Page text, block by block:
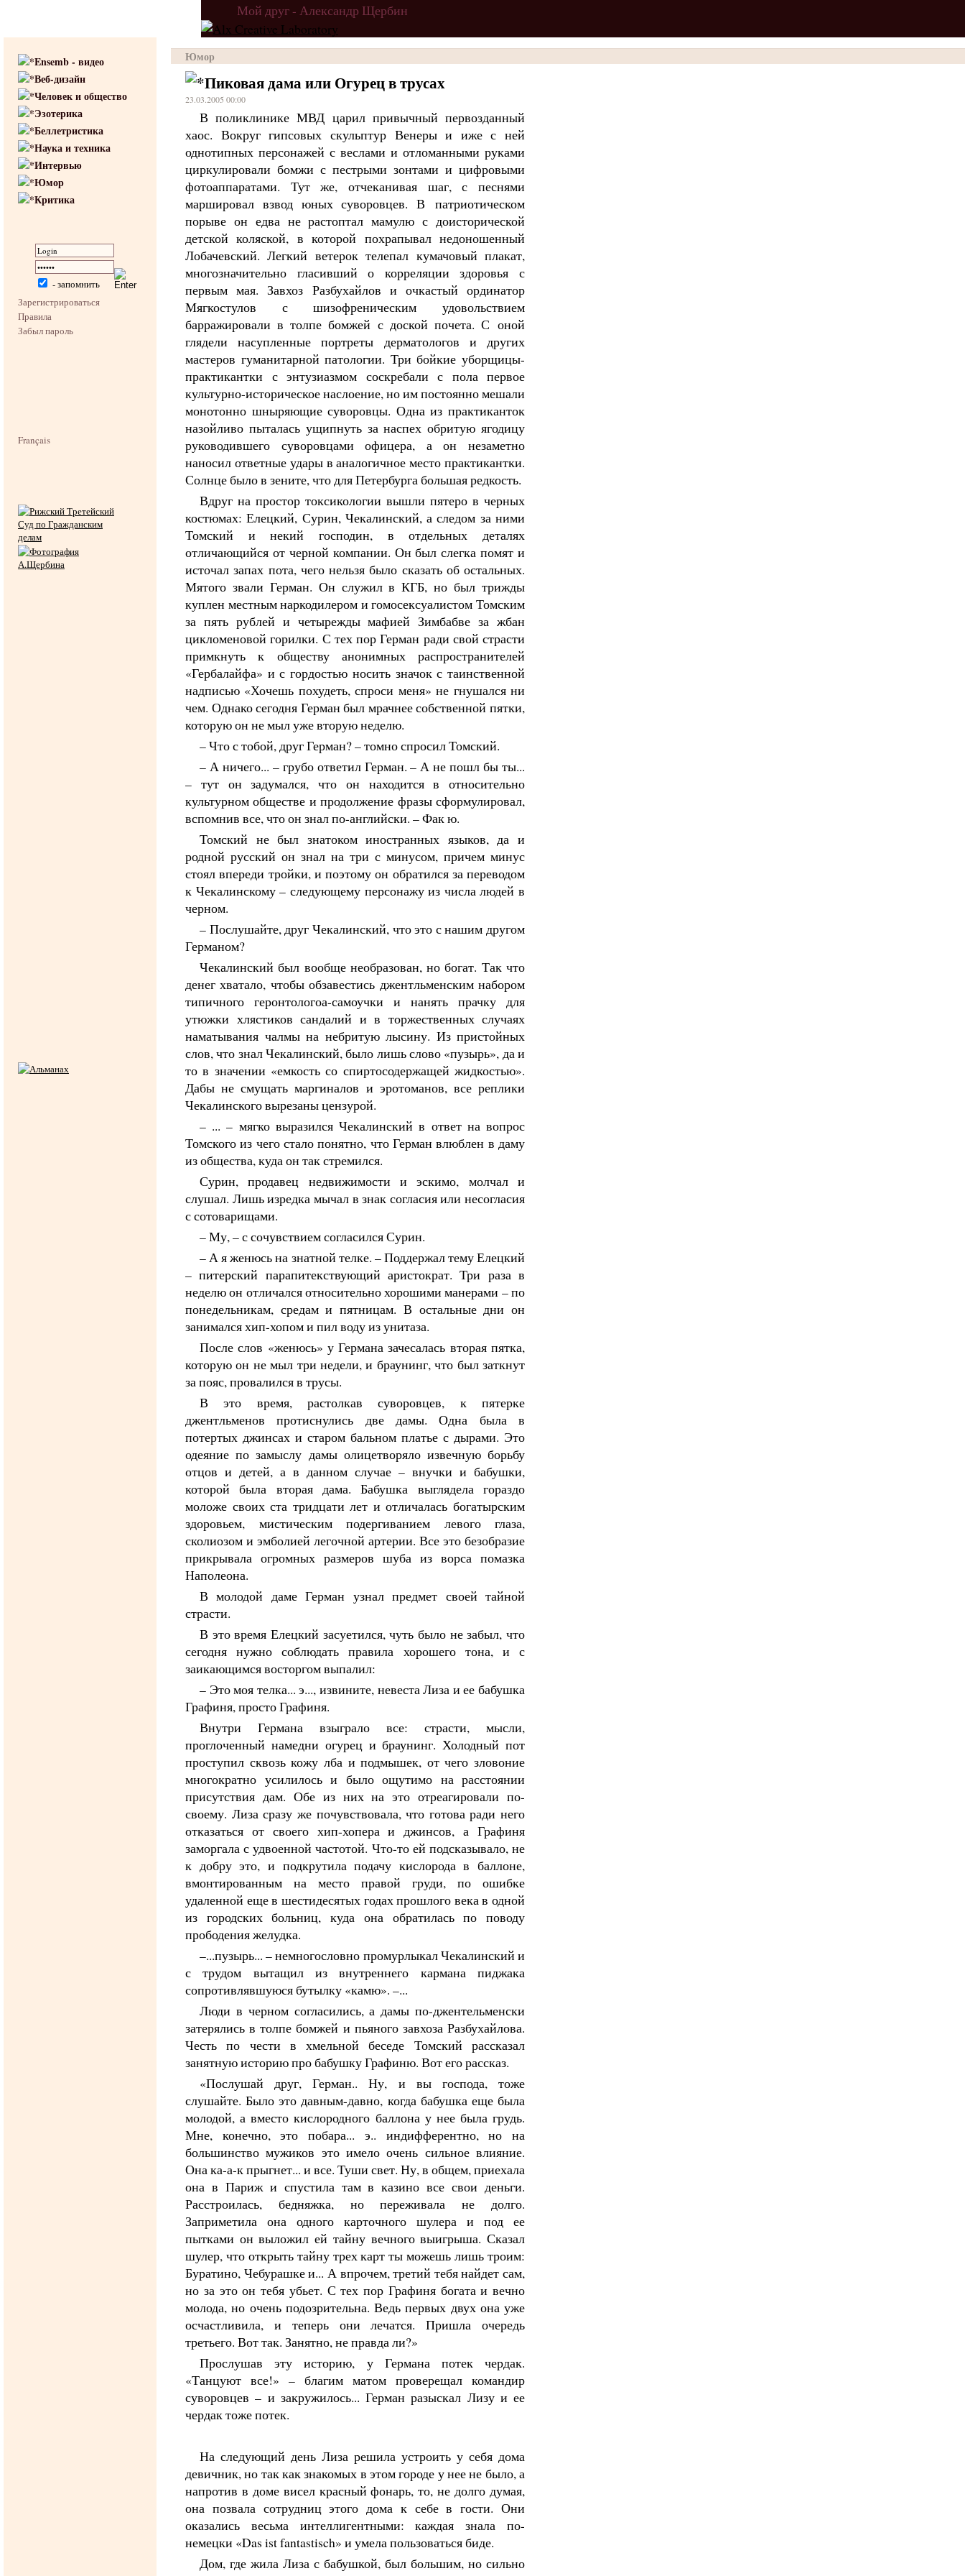
Мой друг - Александр Щербин
Ensemb - видео
Веб-дизайн
Человек и общество
Эзотерика
Беллетристика
Наука и техника
Интервью
Юмор
Критика
- запомнить
Зарегистрироваться
Правила
Забыл пароль
Français
Юмор
Пиковая дама или Огурец в трусах
23.03.2005 00:00
В поликлинике МВД царил привычный первозданный
хаос. Вокруг гипсовых скульптур Венеры и иже с ней
однотипных персонажей с веслами и отломанными руками
циркулировали бомжи с пестрыми зонтами и цифровыми
фотоаппаратами. Тут же, отчеканивая шаг, с песнями
маршировал взвод юных суворовцев. В патриотическом
порыве он едва не растоптал мамулю с доисторической
детской коляской, в которой похрапывал недоношенный
Лобачевский. Легкий ветерок телепал кумачовый плакат,
многозначительно гласивший о корреляции здоровья с
первым мая. Завхоз Разбухайлов и очкастый ординатор
Мягкостулов с шизофреническим удовольствием
барражировали в толпе бомжей с доской почета. С оной
глядели насупленные портреты дерматологов и других
мастеров гуманитарной патологии. Три бойкие уборщицы-
практикантки с энтузиазмом соскребали с пола первое
культурно-историческое наслоение, но им постоянно мешали
монотонно шныряющие суворовцы. Одна из практиканток
назойливо пыталась ущипнуть за наспех обритую ягодицу
руководившего суворовцами офицера, а он незаметно
наносил ответные удары в аналогичное место практикантки.
Солнце было в зените, что для Петербурга большая редкость.
Вдруг на простор токсикологии вышли пятеро в черных
костюмах: Елецкий, Сурин, Чекалинский, а следом за ними
Томский и некий господин, в отдельных деталях
отличающийся от черной компании. Он был слегка помят и
источал запах пота, чего нельзя было сказать об остальных.
Мятого звали Герман. Он служил в КГБ, но был трижды
куплен местным наркодилером и гомосексуалистом Томским
за пять рублей и четырежды мафией Зимбабве за жбан
цикломеновой горилки. С тех пор Герман ради свой страсти
примкнуть к обществу анонимных распространителей
«Гербалайфа» и с гордостью носить значок с таинственной
надписью «Хочешь похудеть, спроси меня» не гнушался ни
чем. Однако сегодня Герман был мрачнее собственной пятки,
которую он не мыл уже вторую неделю.
– Что с тобой, друг Герман? – томно спросил Томский.
– А ничего... – грубо ответил Герман. – А не пошл бы ты...
– тут он задумался, что он находится в относительно
культурном обществе и продолжение фразы сформулировал,
вспомнив все, что он знал по-английски. – Фак ю.
Томский не был знатоком иностранных языков, да и
родной русский он знал на три с минусом, причем минус
стоял впереди тройки, и поэтому он обратился за переводом
к Чекалинскому – следующему персонажу из числа людей в
черном.
– Послушайте, друг Чекалинский, что это с нашим другом
Германом?
Чекалинский был вообще необразован, но богат. Так что
денег хватало, чтобы обзавестись джентльменским набором
типичного геронтологоа-самоучки и нанять прачку для
утюжки хлястиков сандалий и в торжественных случаях
наматывания чалмы на небритую лысину. Из пристойных
слов, что знал Чекалинский, было лишь слово «пузырь», да и
то в значении «емкость со спиртосодержащей жидкостью».
Дабы не смущать маргиналов и эротоманов, все реплики
Чекалинского вырезаны цензурой.
– ... – мягко выразился Чекалинский в ответ на вопрос
Томского из чего стало понятно, что Герман влюблен в даму
из общества, куда он так стремился.
Сурин, продавец недвижимости и эскимо, молчал и
слушал. Лишь изредка мычал в знак согласия или несогласия
с сотоварищами.
– Му, – с сочувствием согласился Сурин.
– А я женюсь на знатной телке. – Поддержал тему Елецкий
– питерский парапитекствующий аристократ. Три раза в
неделю он отличался относительно хорошими манерами – по
понедельникам, средам и пятницам. В остальные дни он
занимался хип-хопом и пил воду из унитаза.
После слов «женюсь» у Германа зачесалась вторая пятка,
которую он не мыл три недели, и браунинг, что был заткнут
за пояс, провалился в трусы.
В это время, растолкав суворовцев, к пятерке
джентльменов протиснулись две дамы. Одна была в
потертых джинсах и старом бальном платье с дырами. Это
одеяние по замыслу дамы олицетворяло извечную борьбу
отцов и детей, а в данном случае – внучки и бабушки,
которой была вторая дама. Бабушка выглядела гораздо
моложе своих ста тридцати лет и отличалась богатырским
здоровьем, мистическим подергиванием левого глаза,
сколиозом и эмболией легочной артерии. Все это безобразие
прикрывала огромных размеров шуба из ворса помазка
Наполеона.
В молодой даме Герман узнал предмет своей тайной
страсти.
В это время Елецкий засуетился, чуть было не забыл, что
сегодня нужно соблюдать правила хорошего тона, и с
заикающимся восторгом выпалил:
– Это моя телка... э..., извините, невеста Лиза и ее бабушка
Графиня, просто Графиня.
Внутри Германа взыграло все: страсти, мысли,
проглоченный намедни огурец и браунинг. Холодный пот
проступил сквозь кожу лба и подмышек, от чего зловоние
многократно усилилось и было ощутимо на расстоянии
присутствия дам. Обе из них на это отреагировали по-
своему. Лиза сразу же почувствовала, что готова ради него
отказаться от своего хип-хопера и джинсов, а Графиня
заморгала с удвоенной частотой. Что-то ей подсказывало, не
к добру это, и подкрутила подачу кислорода в баллоне,
вмонтированным на место правой груди, по ошибке
удаленной еще в шестидесятых годах прошлого века в одной
из городских больниц, куда она обратилась по поводу
прободения желудка.
–...пузырь... – немногословно промурлыкал Чекалинский и
с трудом вытащил из внутреннего кармана пиджака
сопротивлявшуюся бутылку «камю». –...
Люди в черном согласились, а дамы по-джентельменски
затерялись в толпе бомжей и пьяного завхоза Разбухайлова.
Честь по чести в хмельной беседе Томский рассказал
занятную историю про бабушку Графиню. Вот его рассказ.
«Послушай друг, Герман.. Ну, и вы господа, тоже
слушайте. Было это давным-давно, когда бабушка еще была
молодой, а вместо кислородного баллона у нее была грудь.
Мне, конечно, это побара... э.. индифферентно, но на
большинство мужиков это имело очень сильное влияние.
Она ка-а-к прыгнет... и все. Туши свет. Ну, в общем, приехала
она в Париж и спустила там в казино все свои деньги.
Расстроилась, бедняжка, но переживала не долго.
Заприметила она одного карточного шулера и под ее
пытками он выложил ей тайну вечного выигрыша. Сказал
шулер, что открыть тайну трех карт ты можешь лишь троим:
Буратино, Чебурашке и... А впрочем, третий тебя найдет сам,
но за это он тебя убьет. С тех пор Графиня богата и вечно
молода, но очень подозрительна. Ведь первых двух она уже
осчастливила, и теперь они лечатся. Пришла очередь
третьего. Вот так. Занятно, не правда ли?»
Прослушав эту историю, у Германа потек чердак.
«Танцуют все!» – благим матом проверещал командир
суворовцев – и закружилось... Герман разыскал Лизу и ее
чердак тоже потек.
На следующий день Лиза решила устроить у себя дома
девичник, но так как знакомых в этом городе у нее не было, а
напротив в доме висел красный фонарь, то, не долго думая,
она позвала сотрудниц этого дома к себе в гости. Они
оказались весьма интеллигентными: каждая знала по-
немецки «Das ist fantastisch» и умела пользоваться биде.
Дом, где жила Лиза с бабушкой, был большим, но сильно